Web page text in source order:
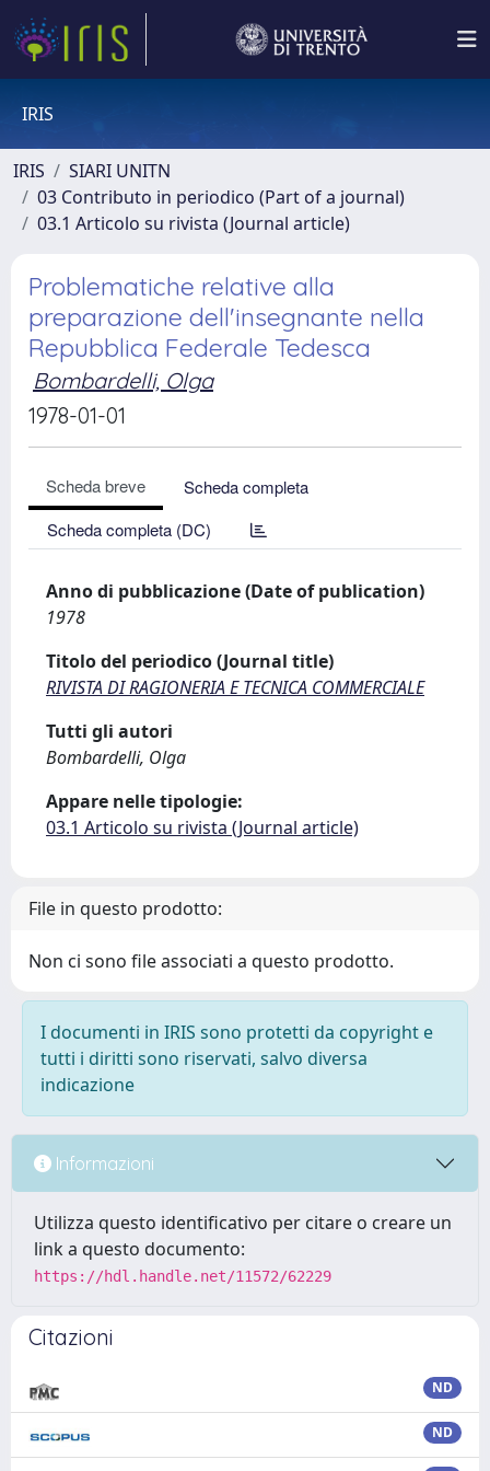
IRIS
IRIS
SIARI UNITN
03 Contributo in periodico (Part of a journal)
03.1 Articolo su rivista (Journal article)
Problematiche relative alla
preparazione dell'insegnante nella
Repubblica Federale Tedesca
Bombardelli, Olga
1978-01-01
Scheda breve
Scheda completa
Scheda completa (DC)
Anno di pubblicazione (Date of publication)
1978
Titolo del periodico (Journal title)
RIVISTA DI RAGIONERIA E TECNICA COMMERCIALE
Tutti gli autori
Bombardelli, Olga
Appare nelle tipologie:
03.1 Articolo su rivista (Journal article)
File in questo prodotto:
Non ci sono file associati a questo prodotto.
I documenti in IRIS sono protetti da copyright e
tutti i diritti sono riservati, salvo diversa
indicazione
Informazioni
Utilizza questo identificativo per citare o creare un
link a questo documento:
https://hdl.handle.net/11572/62229
Citazioni
ND
ND